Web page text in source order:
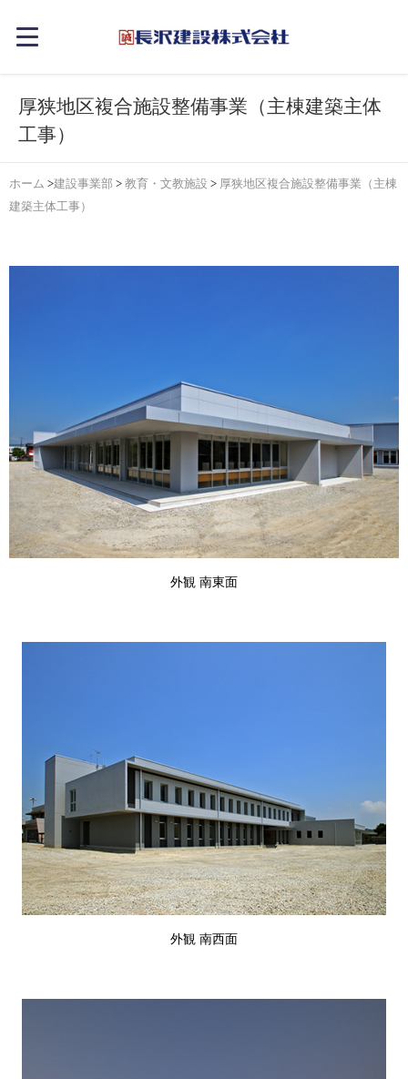
厚狭地区複合施設整備事業（主棟建築主体
工事）
ホーム >建設事業部 > 教育・文教施設 > 厚狭地区複合施設整備事業（主棟
建築主体工事）
外観 南東面
外観 南西面